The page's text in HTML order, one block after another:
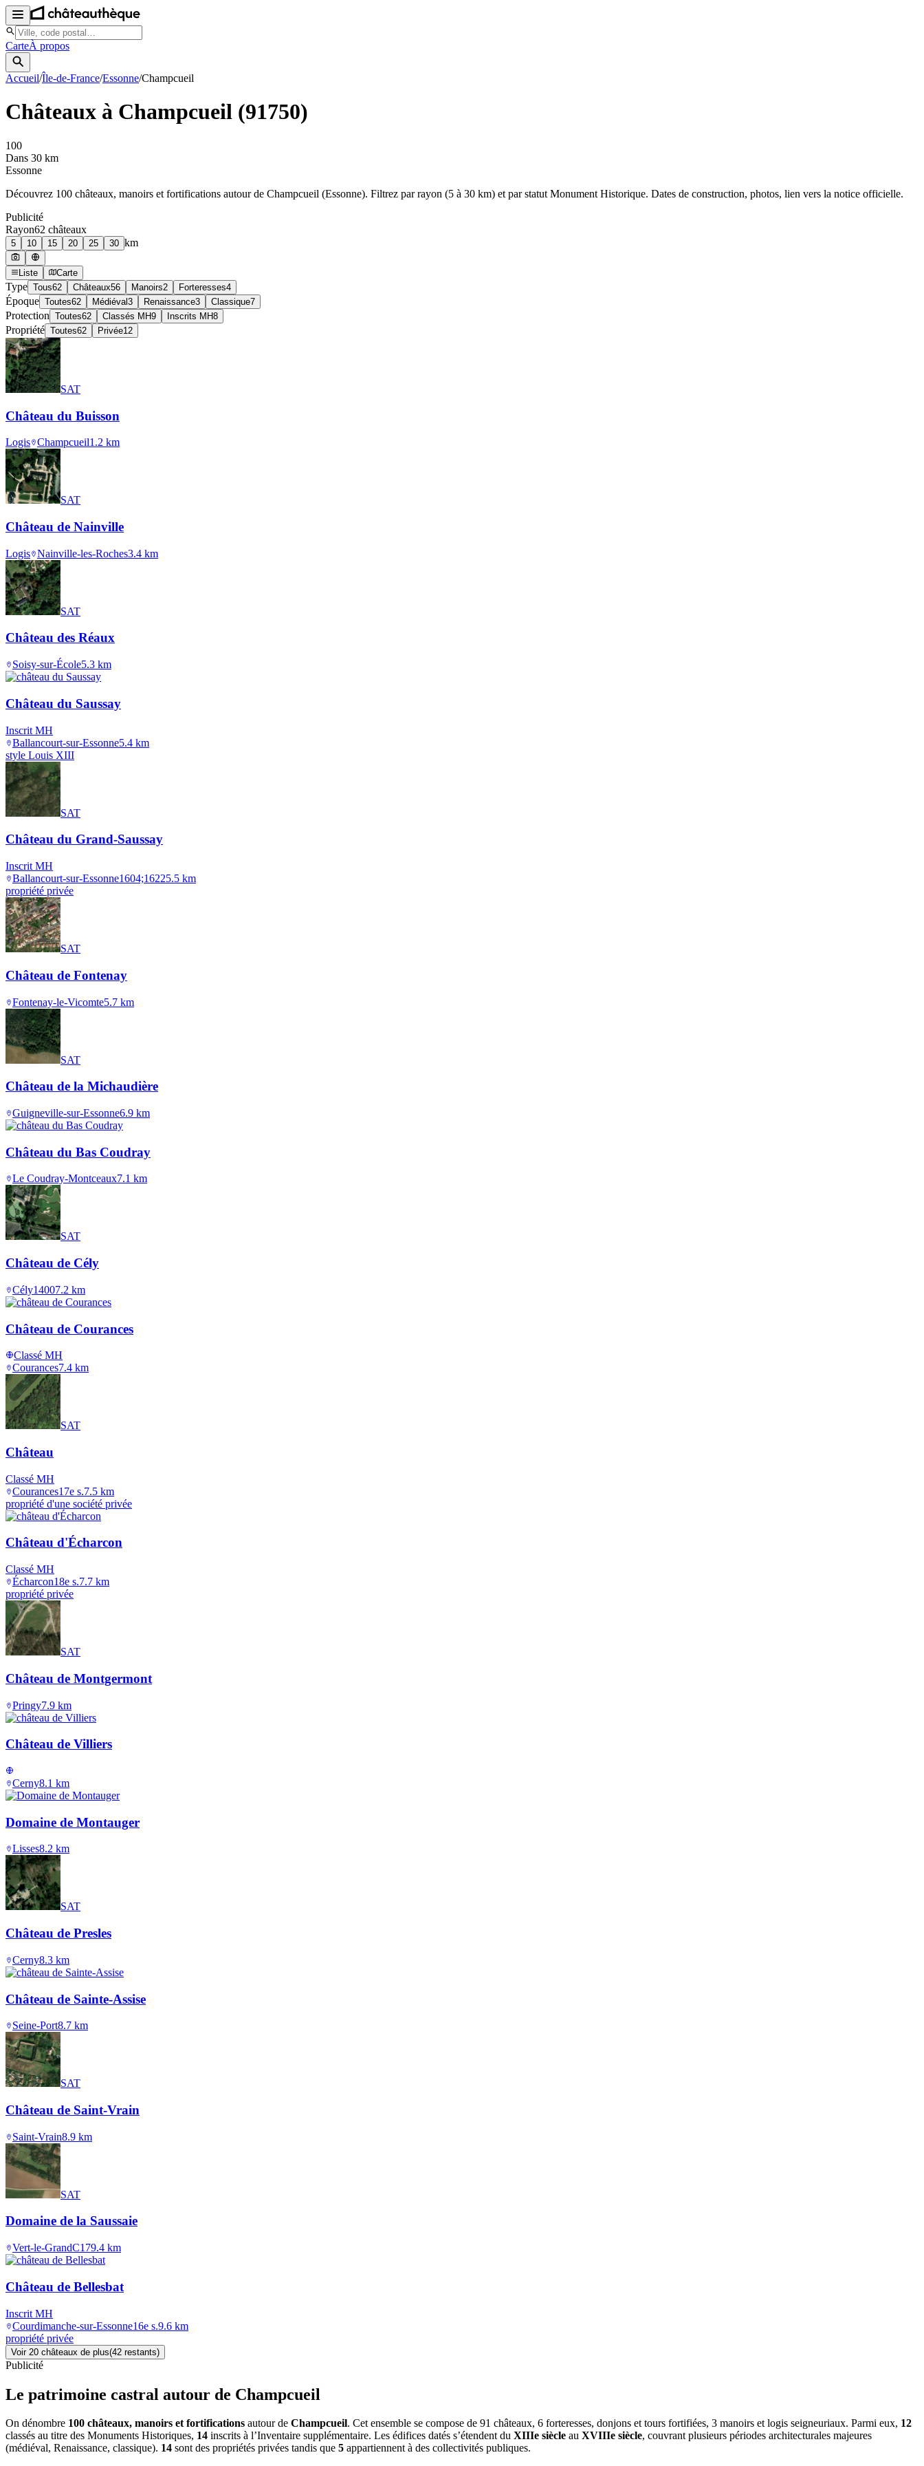
CarteÀ propos
Accueil/Île-de-France/Essonne/Champcueil
Châteaux à Champcueil (91750)
100
Dans 30 km
Essonne
Découvrez 100 châteaux, manoirs et fortifications autour de Champcueil (Essonne). Filtrez par rayon (5 à 30 km) et par statut Monument Historique. Dates de construction, photos, lien vers la notice officielle.
Publicité
Rayon62 châteaux
5 10 15 20 25 30 km
Liste Carte
Type Tous62 Châteaux56 Manoirs2 Forteresses4
Époque Toutes62 Médiéval 3 Renaissance3 Classique7
Protection Toutes62 Classés MH9 Inscrits MH8
Propriété Toutes62 Privée12
SAT
Château du Buisson
Logis Champcueil1.2 km
SAT
Château de Nainville
Logis Nainville-les-Roches3.4 km
SAT
Château des Réaux
Soisy-sur-École5.3 km
Château du Saussay
Inscrit MH
Ballancourt-sur-Essonne5.4 km
style Louis XIII
SAT
Château du Grand-Saussay
Inscrit MH
Ballancourt-sur-Essonne1604;16225.5 km
propriété privée
SAT
Château de Fontenay
Fontenay-le-Vicomte5.7 km
SAT
Château de la Michaudière
Guigneville-sur-Essonne6.9 km
Château du Bas Coudray
Le Coudray-Montceaux7.1 km
SAT
Château de Cély
Cély14007.2 km
Château de Courances
Classé MH
Courances7.4 km
SAT
Château
Classé MH
Courances17e s.7.5 km
propriété d'une société privée
Château d'Écharcon
Classé MH
Écharcon18e s.7.7 km
propriété privée
SAT
Château de Montgermont
Pringy7.9 km
Château de Villiers
Cerny8.1 km
Domaine de Montauger
Lisses8.2 km
SAT
Château de Presles
Cerny8.3 km
Château de Sainte-Assise
Seine-Port8.7 km
SAT
Château de Saint-Vrain
Saint-Vrain8.9 km
SAT
Domaine de la Saussaie
Vert-le-GrandC179.4 km
Château de Bellesbat
Inscrit MH
Courdimanche-sur-Essonne16e s.9.6 km
propriété privée
Voir 20 châteaux de plus(42 restants)
Publicité
Le patrimoine castral autour de Champcueil
On dénombre 100 châteaux, manoirs et fortifications autour de Champcueil. Cet ensemble se compose de 91 châteaux, 6 forteresses, donjons et tours fortifiées, 3 manoirs et logis seigneuriaux. Parmi eux, 12
classés au titre des Monuments Historiques, 14 inscrits à l’Inventaire supplémentaire. Les édifices datés s’étendent du XIIIe siècle au XVIIIe siècle, couvrant plusieurs périodes architecturales majeures
(médiéval, Renaissance, classique). 14 sont des propriétés privées tandis que 5 appartiennent à des collectivités publiques.